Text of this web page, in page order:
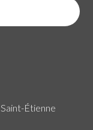
Étienne